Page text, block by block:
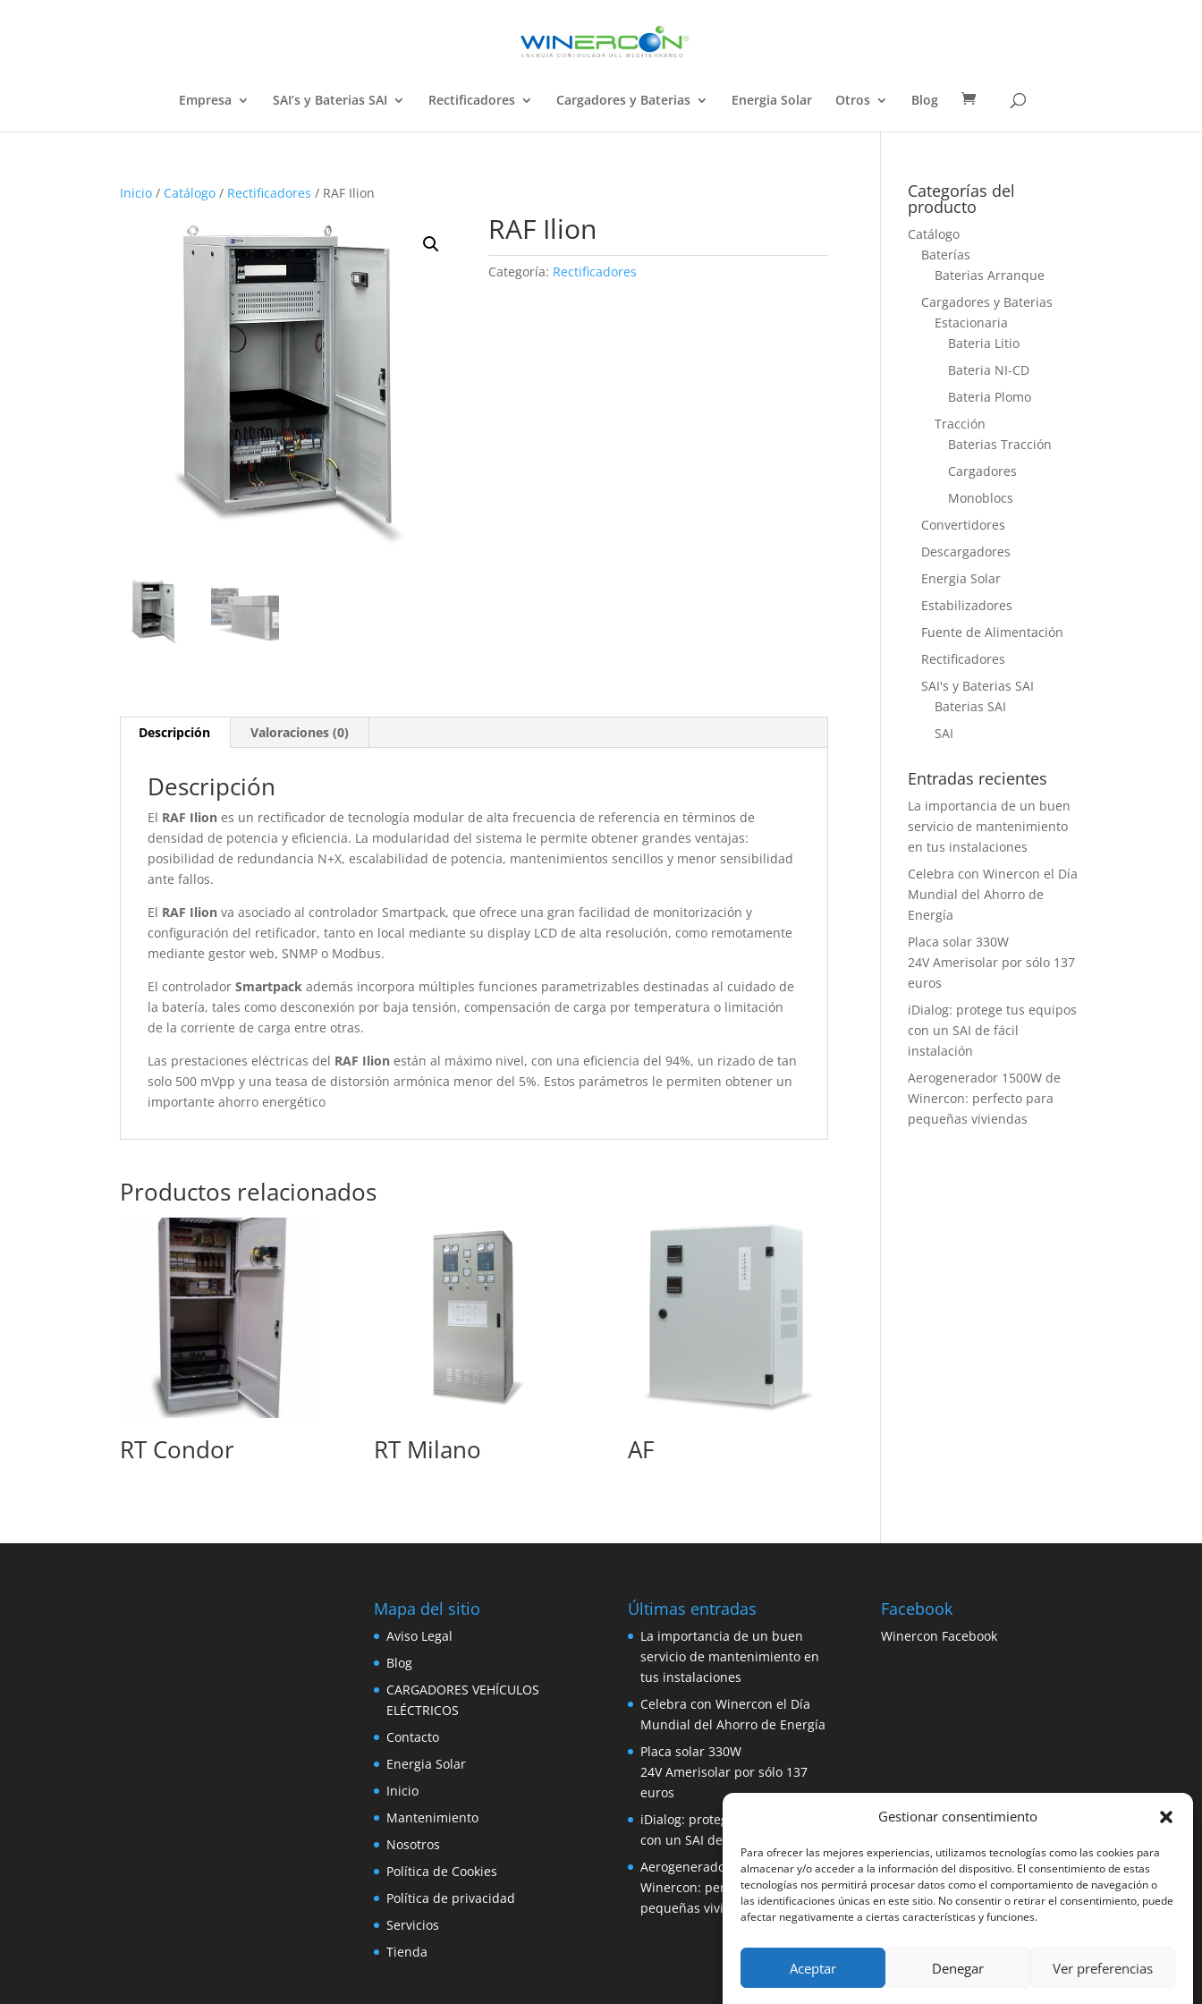
Gestionar consentimiento
Para ofrecer las mejores experiencias, utilizamos tecnologías como las cookies para
almacenar y/o acceder a la información del dispositivo. El consentimiento de estas
tecnologías nos permitirá procesar datos como el comportamiento de navegación o
las identificaciones únicas en este sitio. No consentir o retirar el consentimiento, puede
afectar negativamente a ciertas características y funciones.
Aceptar Denegar Ver preferencias
Empresa SAI’s y Baterias SAI Rectificadores Cargadores y Baterias Energia Solar Otros Blog
Inicio / Catálogo / Rectificadores / RAF Ilion
RAF Ilion
Categoría: Rectificadores
Descripción Valoraciones (0)
Descripción
El RAF Ilion es un rectificador de tecnología modular de alta frecuencia de referencia en términos de
densidad de potencia y eficiencia. La modularidad del sistema le permite obtener grandes ventajas:
posibilidad de redundancia N+X, escalabilidad de potencia, mantenimientos sencillos y menor sensibilidad
ante fallos.
El RAF Ilion va asociado al controlador Smartpack, que ofrece una gran facilidad de monitorización y
configuración del retificador, tanto en local mediante su display LCD de alta resolución, como remotamente
mediante gestor web, SNMP o Modbus.
El controladorSmartpack además incorpora múltiples funciones parametrizables destinadas al cuidado de
la batería, tales como desconexión por baja tensión, compensación de carga por temperatura o limitación
de la corriente de carga entre otras.
Las prestaciones eléctricas del RAF Ilion están al máximo nivel, con una eficiencia del 94%, un rizado de tan
solo 500 mVpp y una teasa de distorsión armónica menor del 5%. Estos parámetros le permiten obtener un
importante ahorro energético
Productos relacionados
RT Condor RT Milano AF
Categorías del
producto
Catálogo
Baterías
Baterias Arranque
Cargadores y Baterias
Estacionaria
Bateria Litio
Bateria NI-CD
Bateria Plomo
Tracción
Baterias Tracción
Cargadores
Monoblocs
Convertidores
Descargadores
Energia Solar
Estabilizadores
Fuente de Alimentación
Rectificadores
SAI's y Baterias SAI
Baterias SAI
SAI
Entradas recientes
La importancia de un buen
servicio de mantenimiento
en tus instalaciones
Celebra con Winercon el Día
Mundial del Ahorro de
Energía
Placa solar 330W
24V Amerisolar por sólo 137
euros
iDialog: protege tus equipos
con un SAI de fácil
instalación
Aerogenerador 1500W de
Winercon: perfecto para
pequeñas viviendas
Mapa del sitio
Aviso Legal
Blog
CARGADORES VEHÍCULOS
ELÉCTRICOS
Contacto
Energia Solar
Inicio
Mantenimiento
Nosotros
Política de Cookies
Política de privacidad
Servicios
Tienda
Últimas entradas
La importancia de un buen
servicio de mantenimiento en
tus instalaciones
Celebra con Winercon el Día
Mundial del Ahorro de Energía
Placa solar 330W
24V Amerisolar por sólo 137
euros
iDialog: protege tus equipos
con un SAI de fácil instalación
Aerogenerador 1500W de
Winercon: perfecto para
pequeñas viviendas
Facebook
Winercon Facebook